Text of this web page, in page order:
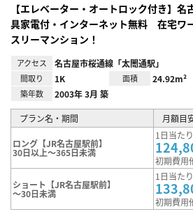
【エレベーター・オートロック付き】
具家電付・インターネット無料 在宅ワ
スリーマンション！
アクセス 名古屋市桜通線「太閤通駅」
間取り 1K 面積 24.92m²
築年数 2003年 3月 築
プラン名・期間 月額目
ロング【JR名古屋駅前】
30日以上～365日未満
1日当た
初期費用
ショート【JR名古屋駅前】
～30日未満
1日当た
初期費用